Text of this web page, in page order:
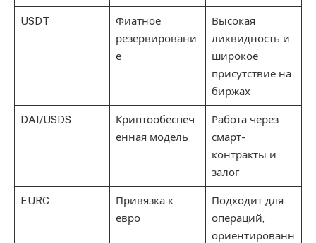
USDT
Фиатное
резервировани
е
Высокая
ликвидность и
широкое
присутствие на
биржах
DAI/USDS
Криптообеспеч
енная модель
Работа через
смарт-
контракты и
залог
EURC
Привязка к
евро
Подходит для
операций,
ориентированн